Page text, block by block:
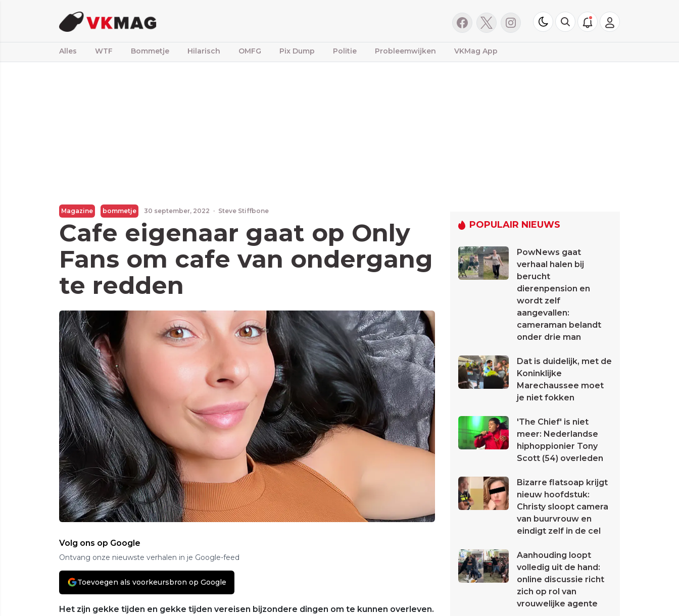
Alles WTF Bommetje Hilarisch OMFG Pix Dump Politie Probleemwijken VKMag App
Magazine bommetje 30 september, 2022 · Steve Stiffbone
Cafe eigenaar gaat op Only
Fans om cafe van ondergang
te redden
Volg ons op Google
Ontvang onze nieuwste verhalen in je Google-feed
Toevoegen als voorkeursbron op Google
Het zijn gekke tijden en gekke tijden vereisen bijzondere dingen om te kunnen overleven.
POPULAIR NIEUWS
PowNews gaat
verhaal halen bij
berucht
dierenpension en
wordt zelf
aangevallen:
cameraman belandt
onder drie man
Dat is duidelijk, met de
Koninklijke
Marechaussee moet
je niet fokken
'The Chief' is niet
meer: Nederlandse
hiphoppionier Tony
Scott (54) overleden
Bizarre flatsoap krijgt
nieuw hoofdstuk:
Christy sloopt camera
van buurvrouw en
eindigt zelf in de cel
Aanhouding loopt
volledig uit de hand:
online discussie richt
zich op rol van
vrouwelijke agente